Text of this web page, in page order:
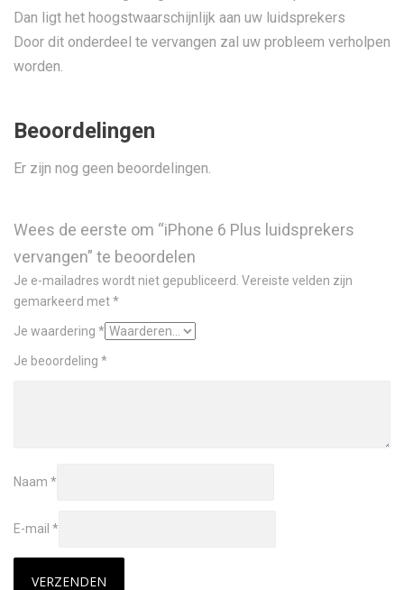
Dan ligt het hoogstwaarschijnlijk aan uw luidsprekers
Door dit onderdeel te vervangen zal uw probleem verholpen
worden.
Beoordelingen
Er zijn nog geen beoordelingen.
Wees de eerste om “iPhone 6 Plus luidsprekers
vervangen” te beoordelen
Je e-mailadres wordt niet gepubliceerd. Vereiste velden zijn
gemarkeerd met*
Je waardering *
Je beoordeling *
Naam *
E-mail *